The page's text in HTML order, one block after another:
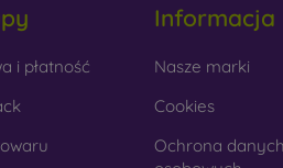
z dbałością o szczegóły.
i materiału TPU
wysokiej jakości naturalnego
uzupełnienie pokrowców.
po upadku szklana obudowa może
i płatność
Informacja
Nasze marki
Cookies
Ochrona danych